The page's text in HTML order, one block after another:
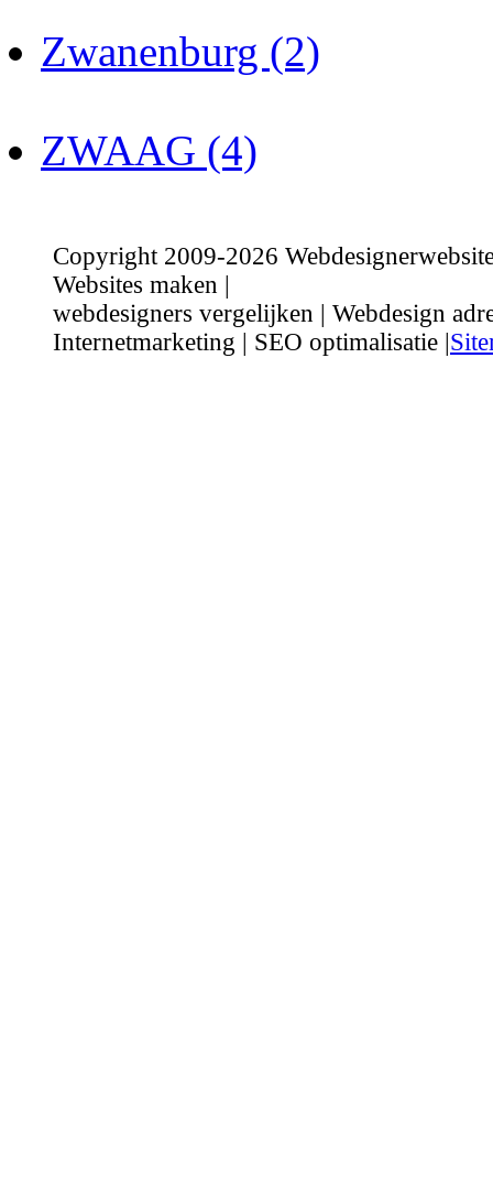
Zwanenburg (2)
ZWAAG (4)
Copyright 2009-2026
Websites maken |
webdesigners vergelijken | Webdesign
Internetmarketing | SEO optimalisatie |